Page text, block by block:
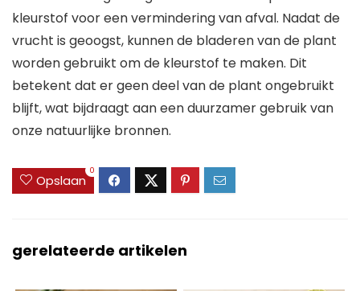
kleurstof voor een vermindering van afval. Nadat de
vrucht is geoogst, kunnen de bladeren van de plant
worden gebruikt om de kleurstof te maken. Dit
betekent dat er geen deel van de plant ongebruikt
blijft, wat bijdraagt aan een duurzamer gebruik van
onze natuurlijke bronnen.
Opslaan
0
gerelateerde artikelen